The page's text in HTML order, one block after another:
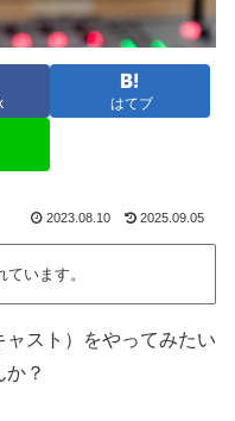
はてブ
2023.08.10 2025.09.05
います。
スト）をやってみたい
？